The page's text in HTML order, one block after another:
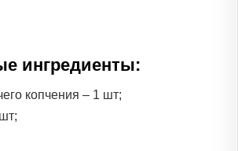
ингредиенты:
копчения – 1 шт;